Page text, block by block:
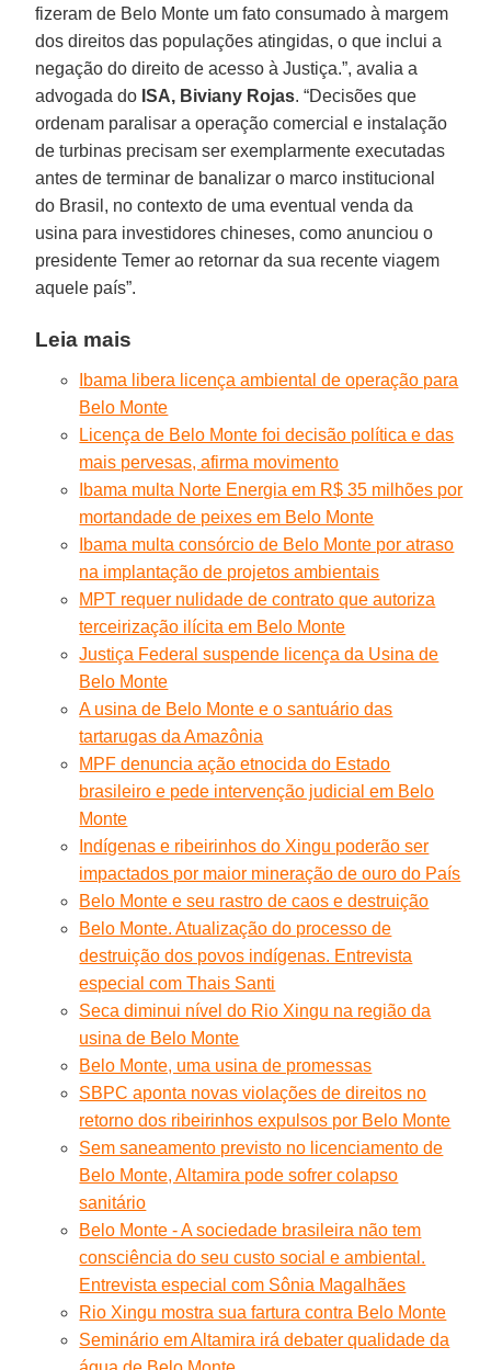
fizeram de Belo Monte um fato consumado à margem
dos direitos das populações atingidas, o que inclui a
negação do direito de acesso à Justiça.”, avalia a
advogada do ISA, Biviany Rojas. “Decisões que
ordenam paralisar a operação comercial e instalação
de turbinas precisam ser exemplarmente executadas
antes de terminar de banalizar o marco institucional
do Brasil, no contexto de uma eventual venda da
usina para investidores chineses, como anunciou o
presidente Temer ao retornar da sua recente viagem
aquele país”.
Leia mais
Ibama libera licença ambiental de operação para
Belo Monte
Licença de Belo Monte foi decisão política e das
mais pervesas, afirma movimento
Ibama multa Norte Energia em R$ 35 milhões por
mortandade de peixes em Belo Monte
Ibama multa consórcio de Belo Monte por atraso
na implantação de projetos ambientais
MPT requer nulidade de contrato que autoriza
terceirização ilícita em Belo Monte
Justiça Federal suspende licença da Usina de
Belo Monte
A usina de Belo Monte e o santuário das
tartarugas da Amazônia
MPF denuncia ação etnocida do Estado
brasileiro e pede intervenção judicial em Belo
Monte
Indígenas e ribeirinhos do Xingu poderão ser
impactados por maior mineração de ouro do País
Belo Monte e seu rastro de caos e destruição
Belo Monte. Atualização do processo de
destruição dos povos indígenas. Entrevista
especial com Thais Santi
Seca diminui nível do Rio Xingu na região da
usina de Belo Monte
Belo Monte, uma usina de promessas
SBPC aponta novas violações de direitos no
retorno dos ribeirinhos expulsos por Belo Monte
Sem saneamento previsto no licenciamento de
Belo Monte, Altamira pode sofrer colapso
sanitário
Belo Monte - A sociedade brasileira não tem
consciência do seu custo social e ambiental.
Entrevista especial com Sônia Magalhães
Rio Xingu mostra sua fartura contra Belo Monte
Seminário em Altamira irá debater qualidade da